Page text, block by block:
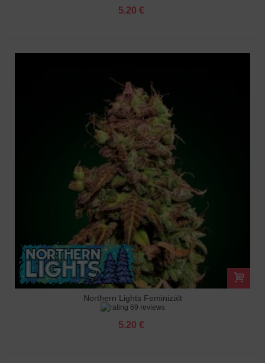
5.20 €
Northern Lights Feminizált
69 reviews
5.20 €